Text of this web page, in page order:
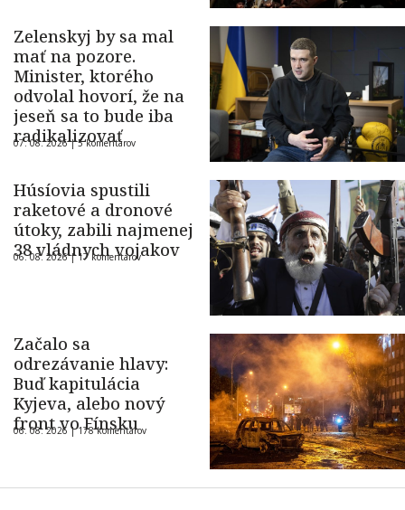
Zelenskyj by sa mal
mať na pozore.
Minister, ktorého
odvolal hovorí, že na
jeseň sa to bude iba
radikalizovať
07. 08. 2026 |5 komentárov
Húsíovia spustili
raketové a dronové
útoky, zabili najmenej
38 vládnych vojakov
06. 08. 2026 |17 komentárov
Začalo sa
odrezávanie hlavy:
Buď kapitulácia
Kyjeva, alebo nový
front vo Fínsku
06. 08. 2026 |178 komentárov